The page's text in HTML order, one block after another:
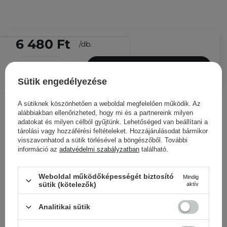
6 480 Ft /db.
Más ügyfeleink ezeket is
nézegették
Sütik engedélyezése
A sütiknek köszönhetően a weboldal megfelelően működik. Az
alábbiakban ellenőrizheted, hogy mi és a partnereink milyen
adatokat és milyen célból gyűjtünk. Lehetőséged van beállítani a
tárolási vagy hozzáférési feltételeket. Hozzájárulásodat bármikor
visszavonhatod a sütik törlésével a böngészőből. További
információ az adatvédelmi szabályzatban található.
Weboldal működőképességét biztosító
sütik (kötelezők)
Mindig
aktív
Analitikai sütik